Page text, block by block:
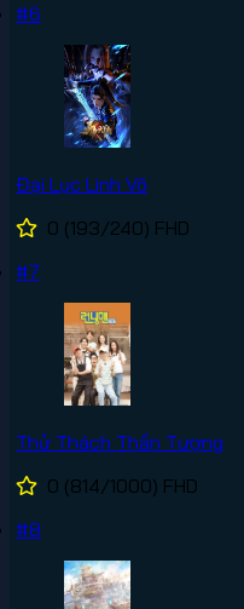
#6
Đại Lục Linh Võ
0 (193/240) FHD
#7
Thử Thách Thần Tượng
0 (814/1000) FHD
#8